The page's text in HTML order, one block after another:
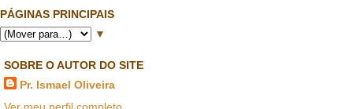
PÁGINAS PRINCIPAIS
▼
SOBRE O AUTOR DO SITE
Pr. Ismael Oliveira
Ver meu perfil completo